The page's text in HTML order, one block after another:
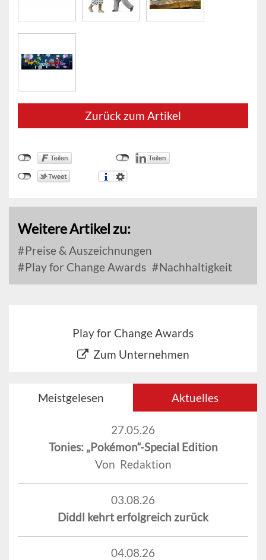
Zurück zum Artikel
Weitere Artikel zu:
Preise & Auszeichnungen
Play for Change Awards
Nachhaltigkeit
Play for Change Awards
Zum Unternehmen
Meistgelesen Aktuelles
27.05.26
Tonies: „Pokémon“-Special Edition
Von Redaktion
03.08.26
Diddl kehrt erfolgreich zurück
04.08.26